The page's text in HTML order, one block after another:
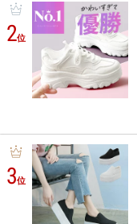
2位
3位